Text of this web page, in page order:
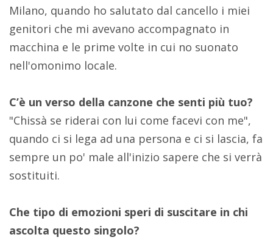
Milano, quando ho salutato dal cancello i miei
genitori che mi avevano accompagnato in
macchina e le prime volte in cui no suonato
nell'omonimo locale.
C’è un verso della canzone che senti più tuo?
"Chissà se riderai con lui come facevi con me",
quando ci si lega ad una persona e ci si lascia, fa
sempre un po' male all'inizio sapere che si verrà
sostituiti.
Che tipo di emozioni speri di suscitare in chi
ascolta questo singolo?